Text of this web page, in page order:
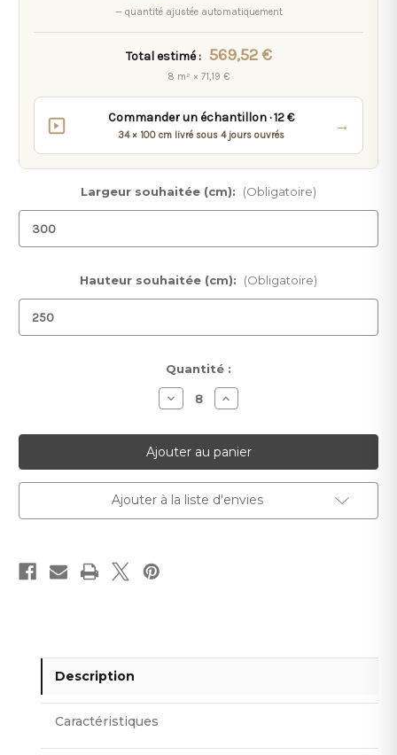
— quantité ajustée automatiquement
Total estimé : 569,52 €
8 m² × 71,19 €
Commander un échantillon · 12 €
34 × 100 cm livré sous 4 jours ouvrés
→
Largeur souhaitée (cm): (Obligatoire)
Hauteur souhaitée (cm): (Obligatoire)
Quantité :
Diminuer
la
pour
Papier
peint
Bulky
Peaks
Augmenter
la
pour
Papier
peint
Bulky
Peaks
Ajouter à la liste d'envies
Description
Caractéristiques